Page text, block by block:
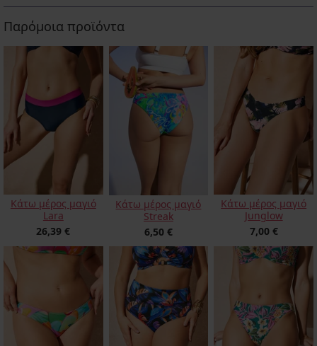
Παρόμοια προϊόντα
Κάτω μέρος μαγιό
Lara
26,39 €
Κάτω μέρος μαγιό
Streak
6,50 €
Κάτω μέρος μαγιό
Junglow
7,00 €